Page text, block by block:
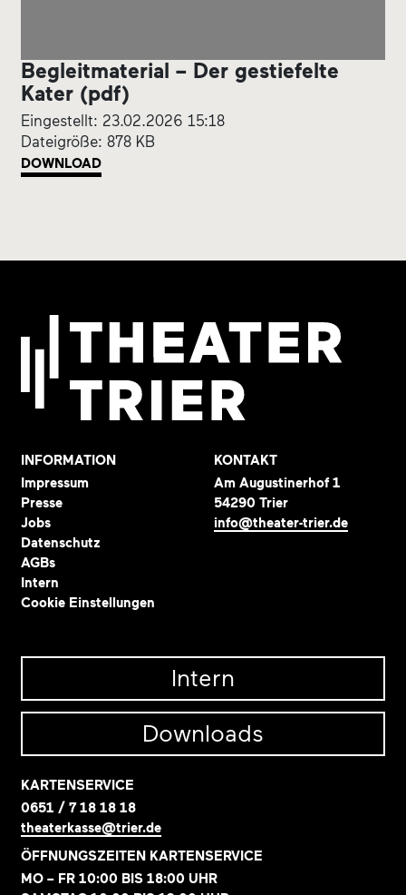
Begleitmaterial – Der gestiefelte
Kater (pdf)
Eingestellt: 23.02.2026 15:18
Dateigröße: 878 KB
DOWNLOAD
INFORMATION
Impressum
Presse
Jobs
Datenschutz
AGBs
Intern
Cookie Einstellungen
KONTAKT
Am Augustinerhof 1
54290 Trier
info@theater-trier.de
Intern
Downloads
KARTENSERVICE
0651 / 7 18 18 18
theaterkasse@trier.de
ÖFFNUNGSZEITEN KARTENSERVICE
MO – FR 10:00 BIS 18:00 UHR